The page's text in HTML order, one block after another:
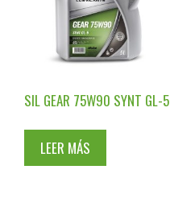
SIL GEAR 75W90 SYNT GL-5
LEER MÁS